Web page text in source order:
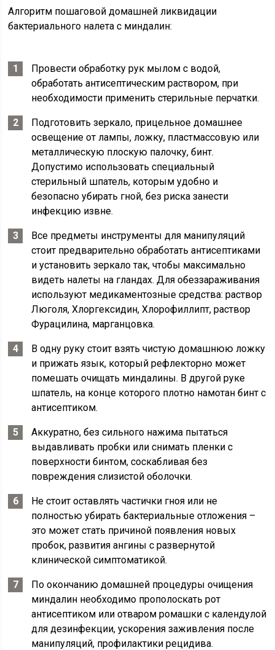
Алгоритм пошаговой домашней ликвидации
бактериального налета с миндалин:
Провести обработку рук мылом с водой,
обработать антисептическим раствором, при
необходимости применить стерильные перчатки.
Подготовить зеркало, прицельное домашнее
освещение от лампы, ложку, пластмассовую или
металлическую плоскую палочку, бинт.
Допустимо использовать специальный
стерильный шпатель, которым удобно и
безопасно убирать гной, без риска занести
инфекцию извне.
Все предметы инструменты для манипуляций
стоит предварительно обработать антисептиками
и установить зеркало так, чтобы максимально
видеть налеты на гландах. Для обеззараживания
используют медикаментозные средства: раствор
Люголя, Хлоргексидин, Хлорофиллипт, раствор
Фурацилина, марганцовка.
В одну руку стоит взять чистую домашнюю ложку
и прижать язык, который рефлекторно может
помешать очищать миндалины. В другой руке
шпатель, на конце которого плотно намотан бинт с
антисептиком.
Аккуратно, без сильного нажима пытаться
выдавливать пробки или снимать пленки с
поверхности бинтом, соскабливая без
повреждения слизистой оболочки.
Не стоит оставлять частички гноя или не
полностью убирать бактериальные отложения –
это может стать причиной появления новых
пробок, развития ангины с развернутой
клинической симптоматикой.
По окончанию домашней процедуры очищения
миндалин необходимо прополоскать рот
антисептиком или отваром ромашки с календулой
для дезинфекции, ускорения заживления после
манипуляций, профилактики рецидива.